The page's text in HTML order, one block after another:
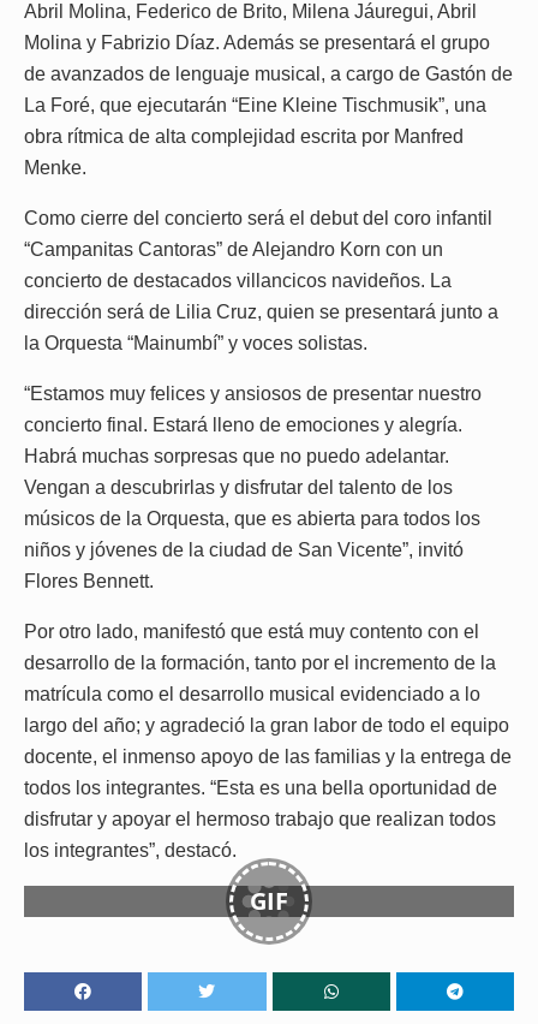
Abril Molina, Federico de Brito, Milena Jáuregui, Abril
Molina y Fabrizio Díaz. Además se presentará el grupo
de avanzados de lenguaje musical, a cargo de Gastón de
La Foré, que ejecutarán “Eine Kleine Tischmusik”, una
obra rítmica de alta complejidad escrita por Manfred
Menke.
Como cierre del concierto será el debut del coro infantil
“Campanitas Cantoras” de Alejandro Korn con un
concierto de destacados villancicos navideños. La
dirección será de Lilia Cruz, quien se presentará junto a
la Orquesta “Mainumbí” y voces solistas.
“Estamos muy felices y ansiosos de presentar nuestro
concierto final. Estará lleno de emociones y alegría.
Habrá muchas sorpresas que no puedo adelantar.
Vengan a descubrirlas y disfrutar del talento de los
músicos de la Orquesta, que es abierta para todos los
niños y jóvenes de la ciudad de San Vicente”, invitó
Flores Bennett.
Por otro lado, manifestó que está muy contento con el
desarrollo de la formación, tanto por el incremento de la
matrícula como el desarrollo musical evidenciado a lo
largo del año; y agradeció la gran labor de todo el equipo
docente, el inmenso apoyo de las familias y la entrega de
todos los integrantes. “Esta es una bella oportunidad de
disfrutar y apoyar el hermoso trabajo que realizan todos
los integrantes”, destacó.
GIF